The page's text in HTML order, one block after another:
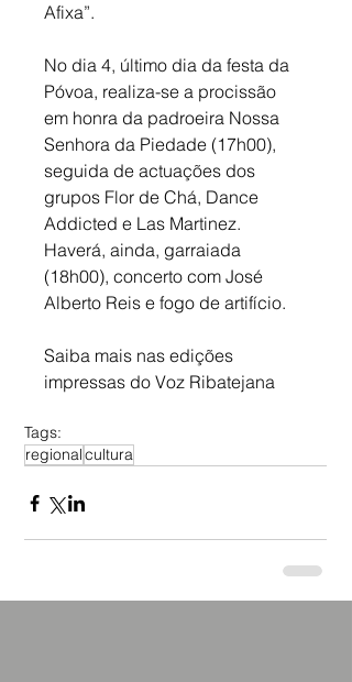
Afixa”.
No dia 4, último dia da festa da
Póvoa, realiza-se a procissão
em honra da padroeira Nossa
Senhora da Piedade (17h00),
seguida de actuações dos
grupos Flor de Chá, Dance
Addicted e Las Martinez.
Haverá, ainda, garraiada
(18h00), concerto com José
Alberto Reis e fogo de artifício.
Saiba mais nas edições
impressas do Voz Ribatejana
Tags:
regionalcultura